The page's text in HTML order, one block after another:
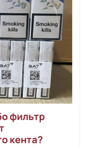
фильтр
кента?